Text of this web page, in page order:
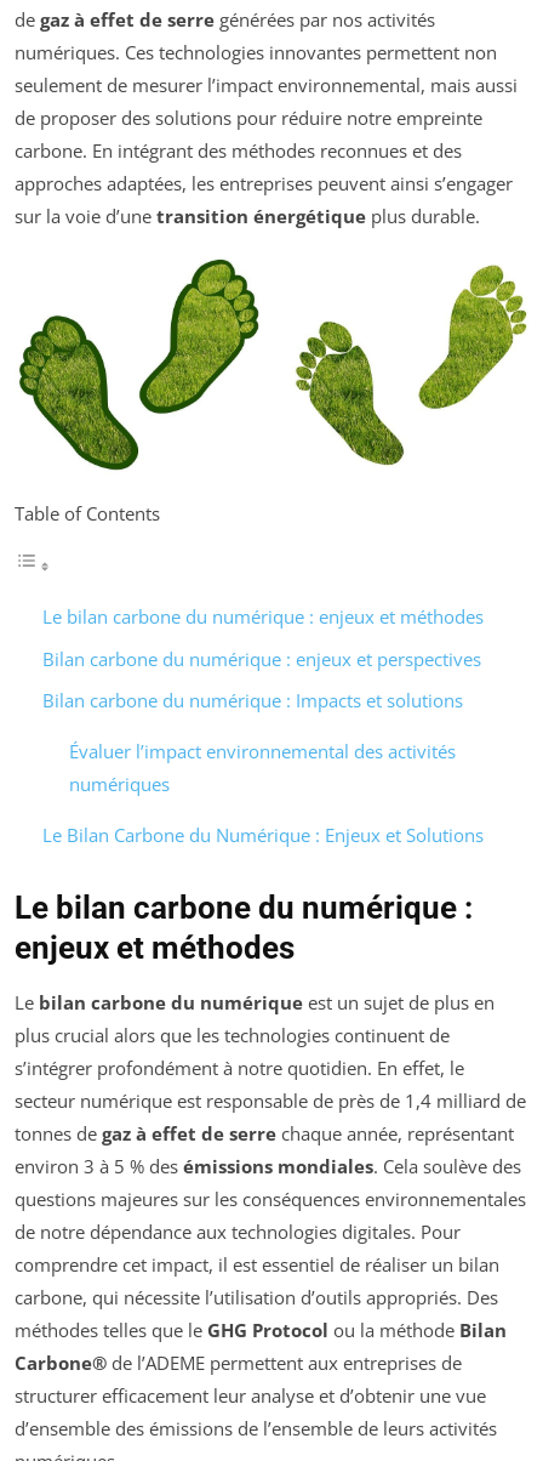
de gaz à effet de serre générées par nos activités
numériques. Ces technologies innovantes permettent non
seulement de mesurer l’impact environnemental, mais aussi
de proposer des solutions pour réduire notre empreinte
carbone. En intégrant des méthodes reconnues et des
approches adaptées, les entreprises peuvent ainsi s’engager
sur la voie d’une transition énergétique plus durable.
Table of Contents
Le bilan carbone du numérique : enjeux et méthodes
Bilan carbone du numérique : enjeux et perspectives
Bilan carbone du numérique : Impacts et solutions
Évaluer l’impact environnemental des activités
numériques
Le Bilan Carbone du Numérique : Enjeux et Solutions
Le bilan carbone du numérique :
enjeux et méthodes
Le bilan carbone du numérique est un sujet de plus en
plus crucial alors que les technologies continuent de
s’intégrer profondément à notre quotidien. En effet, le
secteur numérique est responsable de près de 1,4 milliard de
tonnes de gaz à effet de serre chaque année, représentant
environ 3 à 5 % des émissions mondiales. Cela soulève des
questions majeures sur les conséquences environnementales
de notre dépendance aux technologies digitales. Pour
comprendre cet impact, il est essentiel de réaliser un bilan
carbone, qui nécessite l’utilisation d’outils appropriés. Des
méthodes telles que le GHG Protocol ou la méthode Bilan
Carbone® de l’ADEME permettent aux entreprises de
structurer efficacement leur analyse et d’obtenir une vue
d’ensemble des émissions de l’ensemble de leurs activités